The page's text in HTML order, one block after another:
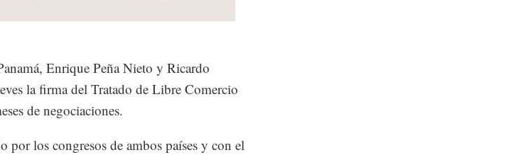
Enrique Peña Nieto y Ricardo
la firma del Tratado de Libre Comercio
de negociaciones.
por los congresos de ambos países y con el